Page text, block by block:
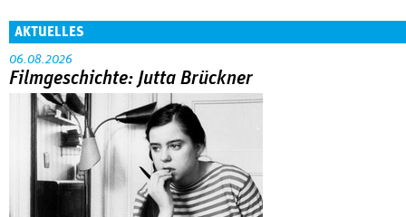
AKTUELLES
06.08.2026
Filmgeschichte: Jutta Brückner